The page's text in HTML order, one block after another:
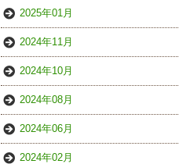
2025年01月
2024年11月
2024年10月
2024年08月
2024年06月
2024年02月